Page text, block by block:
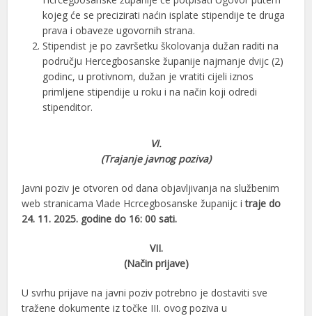
kojeg će se precizirati naćin isplate stipendije te druga
prava i obaveze ugovornih strana.
Stipendist je po završetku školovanja dužan raditi na
području Hercegbosanske županije najmanje dvijc (2)
godinc, u protivnom, dužan je vratiti cijeli iznos
primljene stipendije u roku i na način koji odredi
stipenditor.
VI.
(Trajanje javnog poziva)
Javni poziv je otvoren od dana objavljivanja na službenim
web stranicama Vlade Hcrcegbosanske županijc itraje do
24. 11. 2025. godine do 16: 00 sati.
VII.
(Način prijave)
U svrhu prijave na javni poziv potrebno je dostaviti sve
tražene dokumente iz točke III. ovog poziva u